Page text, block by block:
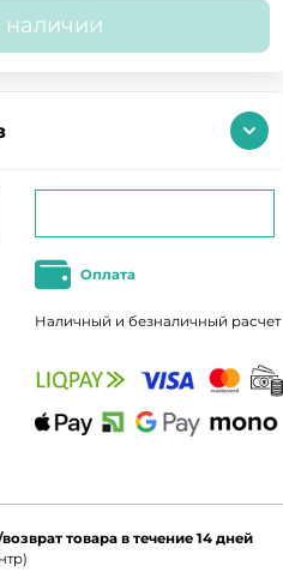
наличии
Оплата
Наличный и безналичный расчет
товара в течение 14 дней